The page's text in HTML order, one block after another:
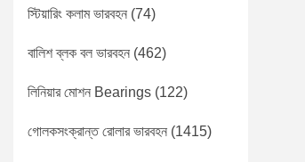
স্টিয়ারিং কলাম ভারবহন (74)
বালিশ ব্লক বল ভারবহন (462)
লিনিয়ার মোশন Bearings (122)
গোলকসংক্রান্ত রোলার ভারবহন (1415)